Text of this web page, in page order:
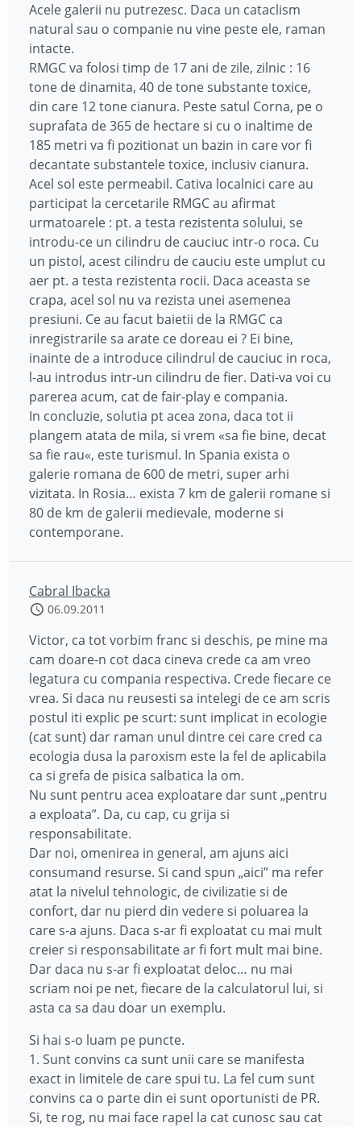
Acele galerii nu putrezesc. Daca un cataclism
natural sau o companie nu vine peste ele, raman
intacte.
RMGC va folosi timp de 17 ani de zile, zilnic : 16
tone de dinamita, 40 de tone substante toxice,
din care 12 tone cianura. Peste satul Corna, pe o
suprafata de 365 de hectare si cu o inaltime de
185 metri va fi pozitionat un bazin in care vor fi
decantate substantele toxice, inclusiv cianura.
Acel sol este permeabil. Cativa localnici care au
participat la cercetarile RMGC au afirmat
urmatoarele : pt. a testa rezistenta solului, se
introdu-ce un cilindru de cauciuc intr-o roca. Cu
un pistol, acest cilindru de cauciu este umplut cu
aer pt. a testa rezistenta rocii. Daca aceasta se
crapa, acel sol nu va rezista unei asemenea
presiuni. Ce au facut baietii de la RMGC ca
inregistrarile sa arate ce doreau ei ? Ei bine,
inainte de a introduce cilindrul de cauciuc in roca,
l-au introdus intr-un cilindru de fier. Dati-va voi cu
parerea acum, cat de fair-play e compania.
In concluzie, solutia pt acea zona, daca tot ii
plangem atata de mila, si vrem «sa fie bine, decat
sa fie rau«, este turismul. In Spania exista o
galerie romana de 600 de metri, super arhi
vizitata. In Rosia… exista 7 km de galerii romane si
80 de km de galerii medievale, moderne si
contemporane.
Cabral Ibacka
06.09.2011
Victor, ca tot vorbim franc si deschis, pe mine ma
cam doare-n cot daca cineva crede ca am vreo
legatura cu compania respectiva. Crede fiecare ce
vrea. Si daca nu reusesti sa intelegi de ce am scris
postul iti explic pe scurt: sunt implicat in ecologie
(cat sunt) dar raman unul dintre cei care cred ca
ecologia dusa la paroxism este la fel de aplicabila
ca si grefa de pisica salbatica la om.
Nu sunt pentru acea exploatare dar sunt „pentru
a exploata”. Da, cu cap, cu grija si
responsabilitate.
Dar noi, omenirea in general, am ajuns aici
consumand resurse. Si cand spun „aici” ma refer
atat la nivelul tehnologic, de civilizatie si de
confort, dar nu pierd din vedere si poluarea la
care s-a ajuns. Daca s-ar fi exploatat cu mai mult
creier si responsabilitate ar fi fort mult mai bine.
Dar daca nu s-ar fi exploatat deloc… nu mai
scriam noi pe net, fiecare de la calculatorul lui, si
asta ca sa dau doar un exemplu.
Si hai s-o luam pe puncte.
1. Sunt convins ca sunt unii care se manifesta
exact in limitele de care spui tu. La fel cum sunt
convins ca o parte din ei sunt oportunisti de PR.
Si, te rog, nu mai face rapel la cat cunosc sau cat